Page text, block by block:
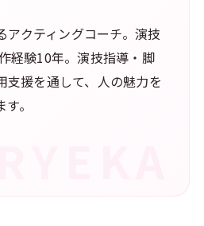
アクティングコーチ。演技
経験10年。演技指導・脚
支援を通して、人の魅力を
。